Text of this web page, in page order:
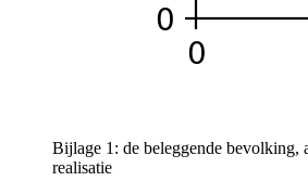
Bijlage 1: de beleggende bevolking,
realisatie